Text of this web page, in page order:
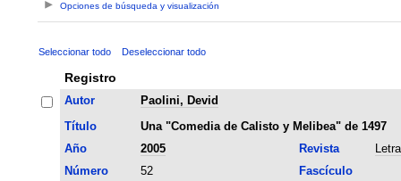
Opciones de búsqueda y visualización
Seleccionar todo Deseleccionar todo
Registro
Autor
Paolini, Devid
Título
Una "Comedia de Calisto y Melibea" de 1497
Año
2005 Revista
Número
52
Fascículo